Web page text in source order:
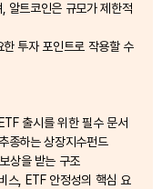
알트코인은 규모가 제한적
한 투자 포인트로 작용할 수
출시를 위한 필수 문서
종하는 상장지수펀드
상을 받는 구조
스, ETF 안정성의 핵심 요